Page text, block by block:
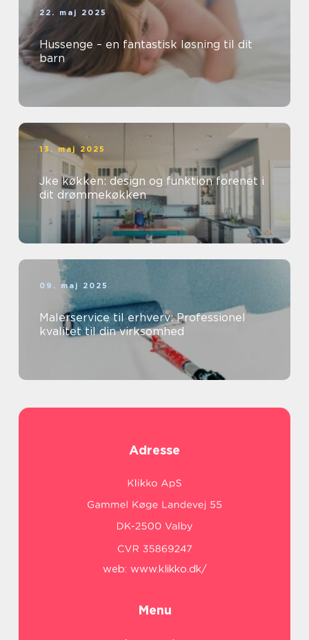
22. maj 2025
Hussenge – en fantastisk løsning til dit
barn
13. maj 2025
Jke køkken: design og funktion forenet i
dit drømmekøkken
09. maj 2025
Malerservice til erhverv: Professionel
kvalitet til din virksomhed
Adresse
web: www.klikko.dk/
Menu